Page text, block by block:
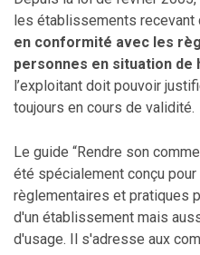
les établissements recevant
en conformité avec les
personnes en situation de
l’exploitant doit pouvoir
toujours en cours de validité.
Le guide “Rendre son
été spécialement conçu
règlementaires et pratiques
d'un établissement mais
d'usage. Il s'adresse aux